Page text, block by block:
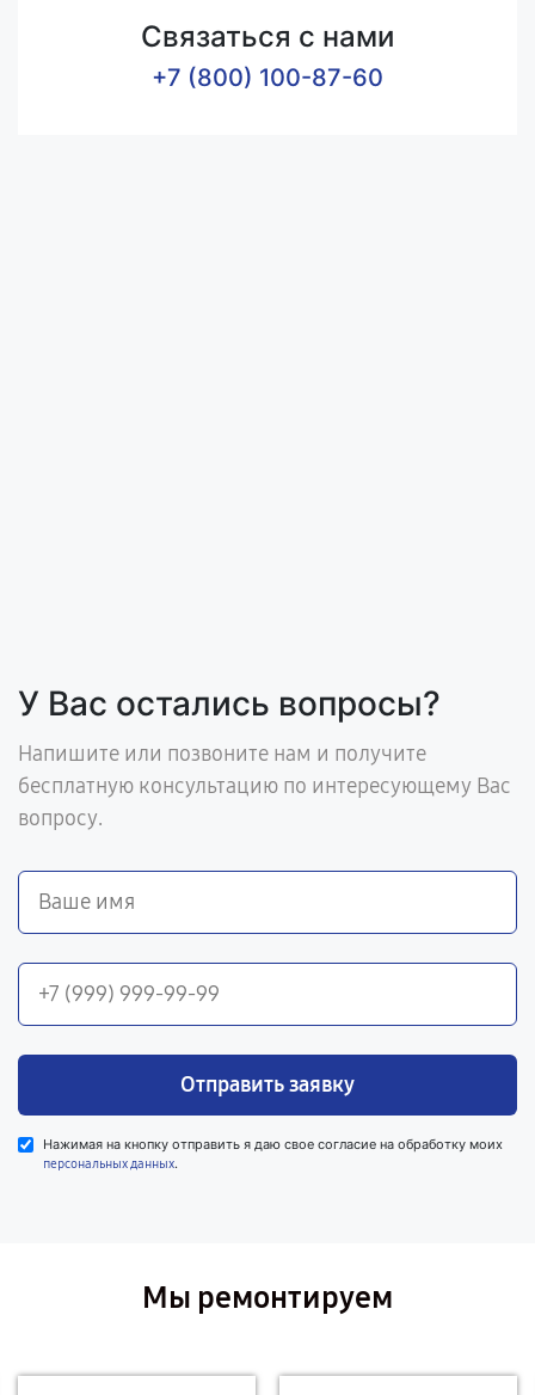
Связаться с нами
+7 (800) 100-87-60
У Вас остались вопросы?
Напишите или позвоните нам и получите
бесплатную консультацию по интересующему Вас
вопросу.
Отправить заявку
Нажимая на кнопку отправить я даю свое согласие на обработку моих
персональных данных.
Мы ремонтируем